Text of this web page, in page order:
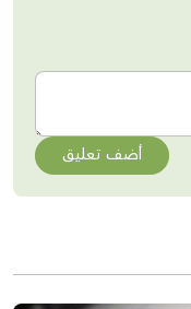
أضف تعليق